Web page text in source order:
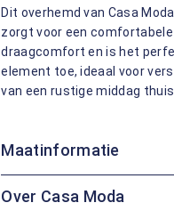
Dit overhemd van Casa
zorgt voor een
draagcomfort en is het
element toe, ideaal voor
van een rustige middag
Maatinformatie
Over Casa Moda